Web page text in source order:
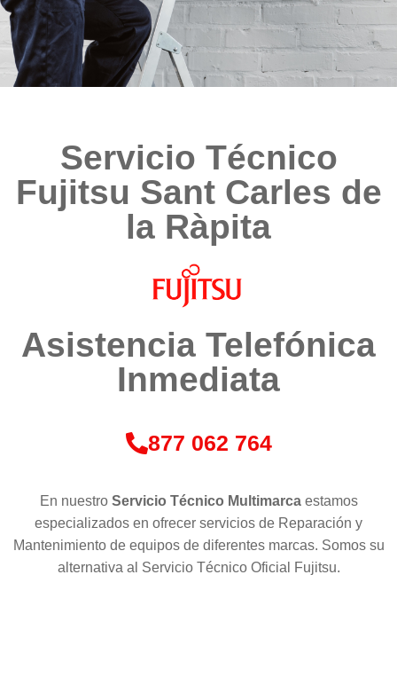
Servicio Técnico
Fujitsu Sant Carles de
la Ràpita
Asistencia Telefónica
Inmediata
877 062 764
En nuestro Servicio Técnico Multimarcaestamos
especializados en ofrecer servicios de Reparación y
Mantenimiento de equipos de diferentes marcas. Somos su
alternativa al Servicio Técnico Oficial Fujitsu.